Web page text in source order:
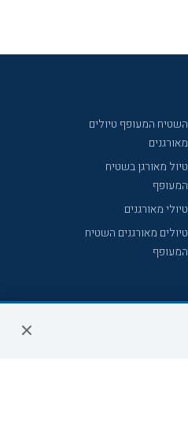
השטיח המעופף טיולים
מאורגנים
טיול מאורגן בשטיח
המעופף
טיולי מאורגנים
טיולים מאורגנים השטיח
המעופף